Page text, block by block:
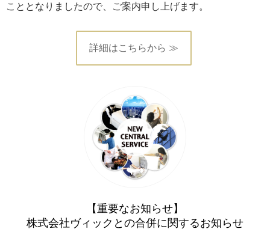
こととなりましたので、ご案内申し上げます。
詳細はこちらから ≫
【重要なお知らせ】
株式会社ヴィックとの合併に関するお知らせ